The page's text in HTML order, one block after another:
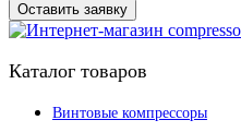
Оставить заявку
Каталог товаров
Винтовые компрессоры